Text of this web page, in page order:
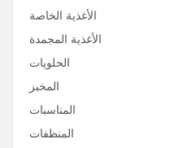
الأغذية الخاصة
الأغذية المجمدة
الحلويات
المخبز
المناسبات
المنظفات